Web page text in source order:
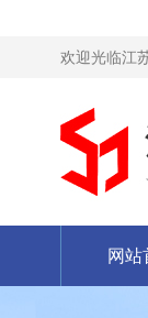
欢迎光临江
网站